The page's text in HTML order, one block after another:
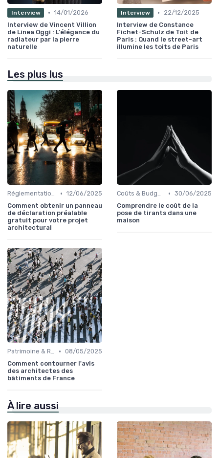
Interview • 14/01/2026
Interview de Vincent Villion
de Linea Oggi : L'élégance du
radiateur par la pierre
naturelle
Interview •
22/12/2025
Interview de Constance
Fichet-Schulz de Toit de
Paris : Quand le street-art
illumine les toits de Paris
Les plus lus
Réglementations & Normes • 12/06/2025
Comment obtenir un panneau
de déclaration préalable
gratuit pour votre projet
architectural
Coûts & Budgets • 30/06/2025
Comprendre le coût de la
pose de tirants dans une
maison
Patrimoine & Rénovation • 08/05/2025
Comment contourner l'avis
des architectes des
bâtiments de France
À lire aussi